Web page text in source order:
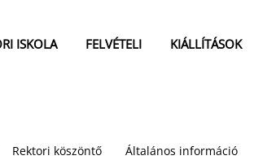
ISKOLA FELVÉTELI KIÁLLÍTÁSOK
Rektori köszöntő Általános információ